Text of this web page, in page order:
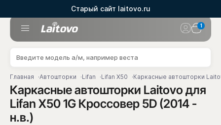
Старый сайт laitovo.ru
1
Главная Автошторки Lifan Lifan X50 Каркасные автошторки
Каркасные автошторки Laitovo для
Lifan X50 1G Кроссовер 5D (2014 -
н.в.)